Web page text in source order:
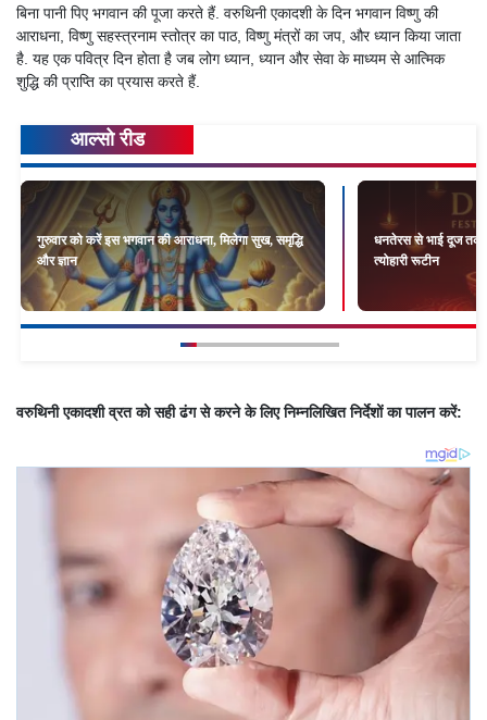
बिना पानी पिए भगवान की पूजा करते हैं. वरुथिनी एकादशी के दिन भगवान विष्णु की
आराधना, विष्णु सहस्त्रनाम स्तोत्र का पाठ, विष्णु मंत्रों का जप, और ध्यान किया जाता
है. यह एक पवित्र दिन होता है जब लोग ध्यान, ध्यान और सेवा के माध्यम से आत्मिक
शुद्धि की प्राप्ति का प्रयास करते हैं.
आल्सो रीड
गुरुवार को करें इस भगवान की आराधना, मिलेगा सुख, समृद्धि
और ज्ञान
धनतेरस से भाई दूज तक:
त्योहारी रूटीन
वरुथिनी एकादशी व्रत को सही ढंग से करने के लिए निम्नलिखित निर्देशों का पालन करें: